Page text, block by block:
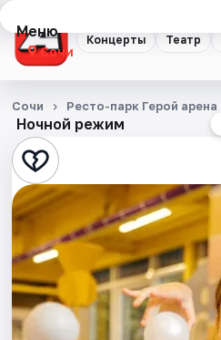
Концерты Театр
Меню
Сочи
Концерты
Театр
Стендап
Выставки
Квесты
Экскурсии
Ночной режим
Сочи Ресто-парк Герой арена